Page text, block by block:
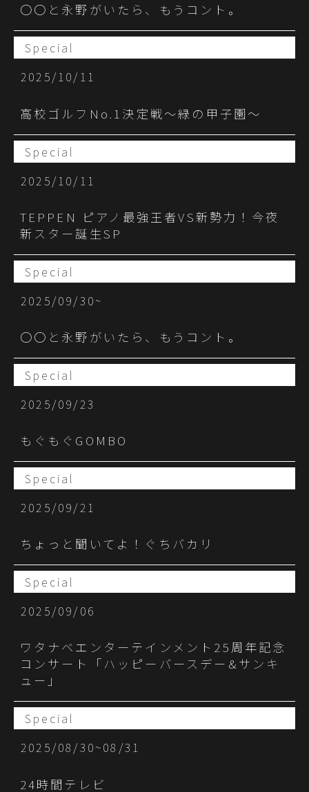
〇〇と永野がいたら、もうコント。
Special
2025/10/11
高校ゴルフNo.1決定戦～緑の甲子園～
Special
2025/10/11
TEPPEN ピアノ最強王者VS新勢力！今夜
新スター誕生SP
Special
2025/09/30~
○○と永野がいたら、もうコント。
Special
2025/09/23
もぐもぐGOMBO
Special
2025/09/21
ちょっと聞いてよ！ぐちバカリ
Special
2025/09/06
ワタナベエンターテインメント25周年記念
コンサート「ハッピーバースデー&サンキ
ュー」
Special
2025/08/30~08/31
24時間テレビ